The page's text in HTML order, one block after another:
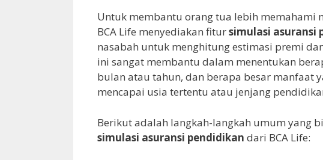
Untuk membantu orang tua lebih memahami
BCA Life menyediakan fitursimulasi asuransi
nasabah untuk menghitung estimasi premi
ini sangat membantu dalam menentukan
bulan atau tahun, dan berapa besar manfaat
mencapai usia tertentu atau jenjang
Berikut adalah langkah-langkah umum yang
simulasi asuransi pendidikan dari BCA Life: